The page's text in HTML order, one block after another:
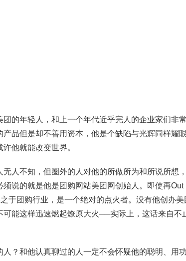
的年轻人，和上一个年代近乎完人的企业家们非
品但是却不善用资本，他是个缺陷与光辉同样耀
他就能改变世界。
人不知，但圈外的人对他的所做所为和所说所想
说的就是他是团购网站美团网创始人。即使再
于团购行业，是一个绝对的点火者。没有他创办
能这样迅速燃起燎原大火──实际上，这话来自不
？和他认真聊过的人一定不会怀疑他的聪明、用